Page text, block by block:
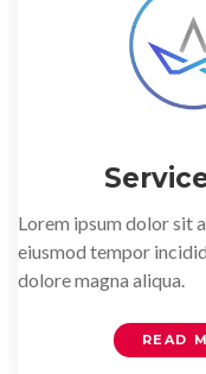
Lorem ipsum dolor sit
eiusmod tempor
dolore magna aliqua.
READ